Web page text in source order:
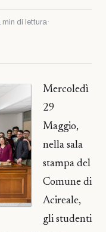
min di lettura·
Mercoledì
29
Maggio,
nella sala
stampa del
Comune di
Acireale,
gli studenti